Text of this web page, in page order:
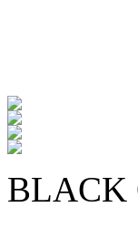
BLACK